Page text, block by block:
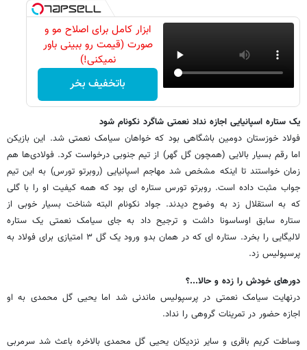
ابزار کامل برای اصلاح مو و
صورت (قیمت رو ببینی باور
نمیکنی!)
باتخفیف بخر
یک ستاره اسپانیایی اجازه نداد نعمتی شاگرد نکونام شود
فولاد خوزستان دومین باشگاهی بود که خواهان سیامک نعمتی شد. این بازیکن
اما رقم بسیار بالایی (همچون گل گهر) از تیم جنوبی درخواست کرد. فولادی‌ها هم
زمان خواستند تا اینکه مشخص شد مهاجم اسپانیایی (روبرتو تورس) به این تیم
جواب مثبت داده است. روبرتو تورس ستاره ای بود که همه کیفیت او را با گلی
که به استقلال زد به وضوح دیدند. جواد نکونام البته شناخت بسیار خوبی از
ستاره سابق اوساسونا داشت و ترجیح داد به جای سیامک نعمتی یک ستاره
لالیگایی را بخرد. ستاره ای که در همان بدو ورود یک گل ۳ امتیازی برای فولاد به
پرسپولیس زد.
دورهای خودش را زده و حالا...؟
درنهایت سیامک نعمتی در پرسپولیس ماندنی شد اما یحیی گل محمدی به او
اجازه حضور در تمرینات گروهی را نداد.
وساطت کریم باقری و سایر نزدیکان یحیی گل محمدی بالاخره باعث شد سرمربی